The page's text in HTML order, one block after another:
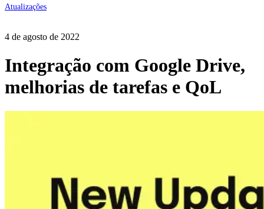
Atualizações
4 de agosto de 2022
Integração com Google Drive,
melhorias de tarefas e QoL